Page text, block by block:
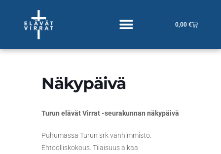
0,00 €Cart
Näkypäivä
Turun elävät Virrat -seurakunnan näkypäivä
Puhumassa Turun srk vanhimmisto.
Ehtoolliskokous. Tilaisuus alkaa